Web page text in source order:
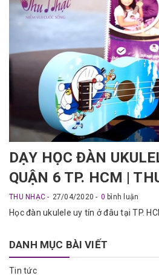
DẠY HỌC ĐÀN
QUẬN 6 TP. HCM |
THU NHẠC 27/04/2020 0 bình luận
Học đàn ukulele uy tín ở đâu tại TP.
DANH MỤC BÀI VIẾT
Tin tức